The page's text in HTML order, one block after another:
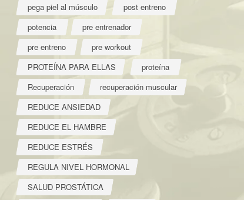
pega piel al músculo
post entreno
potencia
pre entrenador
pre entreno
pre workout
PROTEÍNA PARA ELLAS
proteína
Recuperación
recuperación muscular
REDUCE ANSIEDAD
REDUCE EL HAMBRE
REDUCE ESTRÉS
REGULA NIVEL HORMONAL
SALUD PROSTÁTICA